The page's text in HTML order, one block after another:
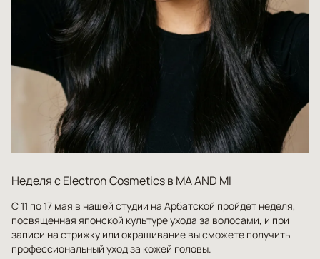
Неделя с Electron Cosmetics в MA AND MI
С 11 по 17 мая в нашей студии на Арбатской пройдет неделя,
посвященная японской культуре ухода за волосами, и при
записи на стрижку или окрашивание вы сможете получить
профессиональный уход за кожей головы.